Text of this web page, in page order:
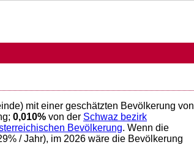
mit einer geschätzten Bevölkerung von
0,010% von der Schwaz bezirk
Bevölkerung. Wenn die
% / Jahr), im 2026 wäre die Bevölkerung